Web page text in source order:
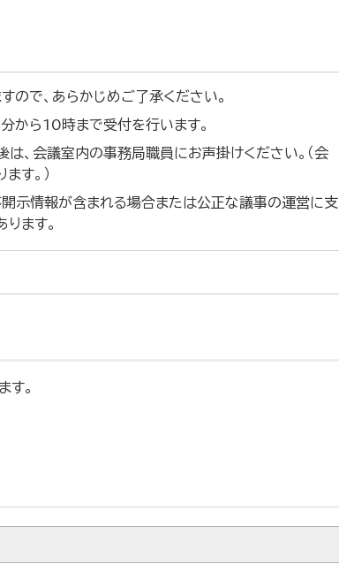
で、あらかじめご了承ください。
から10時まで受付を行います。
、会議室内の事務局職員にお声掛けください。（会
す。）
示情報が含まれる場合または公正な議事の運営に支
ます。
。